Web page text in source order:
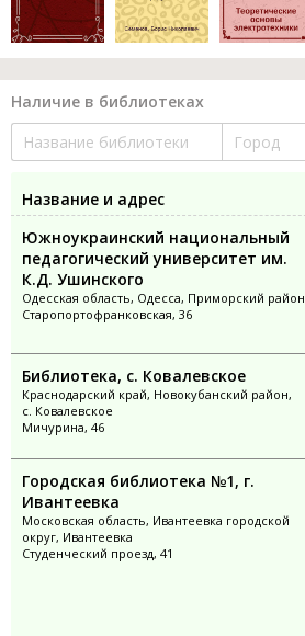
Наличие в библиотеках
Название и адрес
Южноукраинский национальный
педагогический университет им.
К.Д. Ушинского
Одесская область, Одесса, Приморский район
Старопортофранковская, 36
Библиотека, с. Ковалевское
Краснодарский край, Новокубанский район,
с. Ковалевское
Мичурина, 46
Городская библиотека №1, г.
Ивантеевка
Московская область, Ивантеевка городской
округ, Ивантеевка
Студенческий проезд, 41